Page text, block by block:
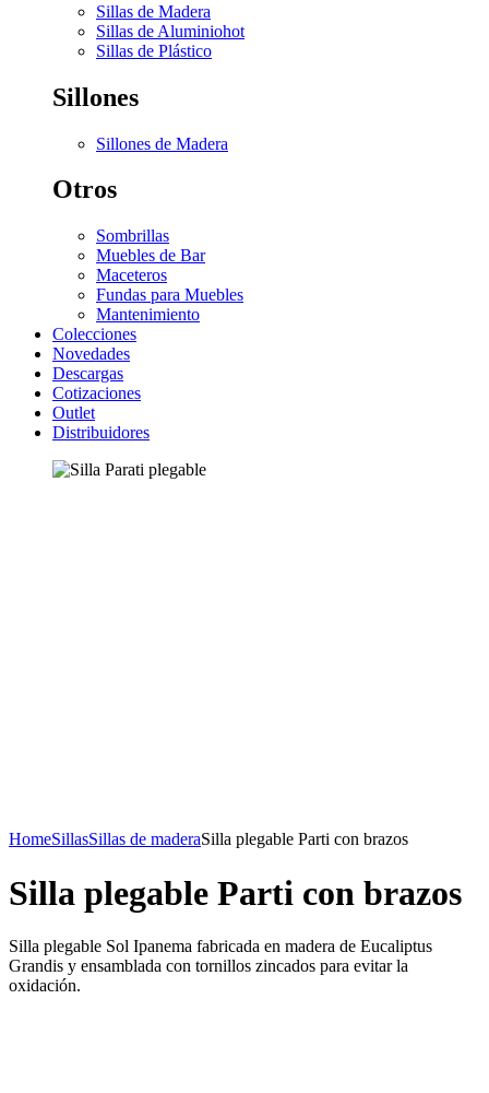
Sillas de Madera
Sillas de Aluminiohot
Sillas de Plástico
Sillones
Sillones de Madera
Otros
Sombrillas
Muebles de Bar
Maceteros
Fundas para Muebles
Mantenimiento
Colecciones
Novedades
Descargas
Cotizaciones
Outlet
Distribuidores
HomeSillasSillas de maderaSilla plegable Parti con brazos
Silla plegable Parti con brazos
Silla plegable Sol Ipanema fabricada en madera de Eucaliptus
Grandis y ensamblada con tornillos zincados para evitar la
oxidación.